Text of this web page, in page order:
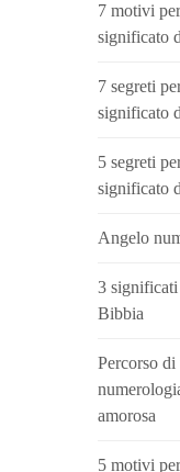
7 motivi
significato
7 segreti
significato
5 segreti
significato
Angelo
3 significati
Bibbia
Percorso
amorosa
5 motivi